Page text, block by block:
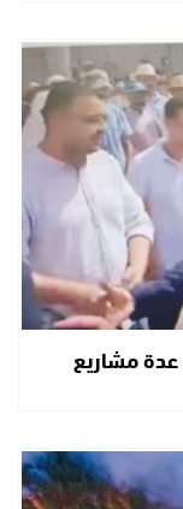
عدة مشاريع